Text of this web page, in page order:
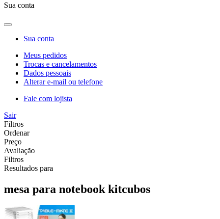
Sua conta
Sua conta
Meus pedidos
Trocas e cancelamentos
Dados pessoais
Alterar e-mail ou telefone
Fale com lojista
Sair
Filtros
Ordenar
Preço
Avaliação
Filtros
Resultados para
mesa para notebook kitcubos